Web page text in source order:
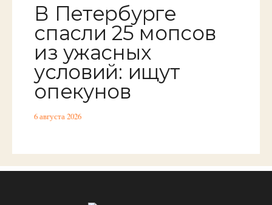
В Петербурге
спасли 25 мопсов
из ужасных
условий: ищут
опекунов
6 августа 2026